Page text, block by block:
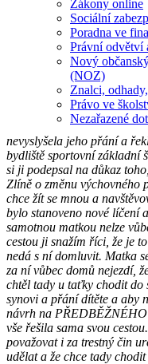
Zákony online
Sociální
Poradna ve
Právní odvětví
Nový
(NOZ)
Znalci,
Právo ve
Nezařazené
nevyslyšela jeho přání a
bydliště sportovní základní
si ji podepsal na důkaz
Zlíně o změnu výchovného
chce žít se mnou a
bylo stanoveno nové líčení
samotnou matkou nelze
cestou ji snažím říci, že je
nedá s ní domluvit. Matka
za ní vůbec domů nejezdí,
chtěl tady u taťky chodit do
synovi a přání dítěte a aby
návrh na PŘEDBĚŽNÉHO
vše řešila sama svou
považovat i za trestný čin
udělat a že chce tady